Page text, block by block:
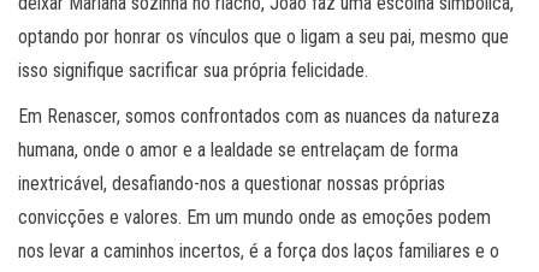
optando por honrar os vínculos que o ligam a seu pai, mesmo que
isso signifique sacrificar sua própria felicidade.
Em Renascer, somos confrontados com as nuances da natureza
humana, onde o amor e a lealdade se entrelaçam de forma
inextricável, desafiando-nos a questionar nossas próprias
convicções e valores. Em um mundo onde as emoções podem
nos levar a caminhos incertos, é a força dos laços familiares e o